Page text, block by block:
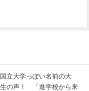
立大学っぽい名前の大
生の声！ 「進学校から来